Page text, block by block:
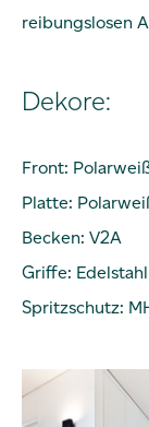
reibungslosen
Dekore:
Front:
Platte:
Becken: V2A
Griffe:
Spritzschutz: